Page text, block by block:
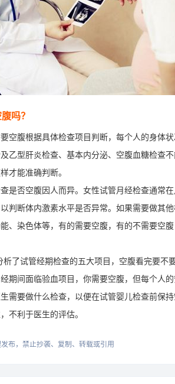
吗？
空腹根据具体检查项目判断，每个人的身体
乙型肝炎检查、基本内分泌、空腹血糖检查
才能准确判断。
是否空腹因人而异。女性试管月经检查通常
判断体内激素水平是否异常。如果需要做其
、染色体等，有的需要空腹，有的不需要空
析了试管经期检查的五大项目，空腹看完要不
期间面临验血项目，你需要空腹，但每个人
需要做什么检查，以便在试管婴儿检查前保
不利于医生的评估。
布，禁止抄袭、复制、转载或引用